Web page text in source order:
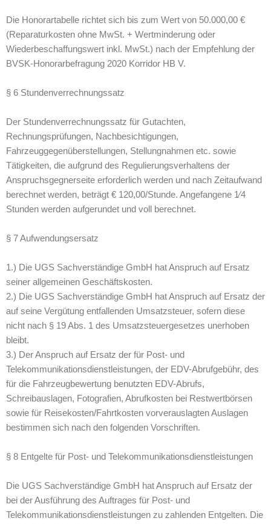
Die Honorartabelle richtet sich bis zum Wert von 50.000,00 €
(Reparaturkosten ohne MwSt. + Wertminderung oder
Wiederbeschaffungswert inkl. MwSt.) nach der Empfehlung der
BVSK-Honorarbefragung 2020 Korridor HB V.
§ 6 Stundenverrechnungssatz
Der Stundenverrechnungssatz für Gutachten,
Rechnungsprüfungen, Nachbesichtigungen,
Fahrzeuggegenüberstellungen, Stellungnahmen etc. sowie
Tätigkeiten, die aufgrund des Regulierungsverhaltens der
Anspruchsgegnerseite erforderlich werden und nach Zeitaufwand
berechnet werden, beträgt € 120,00/Stunde. Angefangene 1⁄4
Stunden werden aufgerundet und voll berechnet.
§ 7 Aufwendungsersatz
1.) Die UGS Sachverständige GmbH hat Anspruch auf Ersatz
seiner allgemeinen Geschäftskosten.
2.) Die UGS Sachverständige GmbH hat Anspruch auf Ersatz der
auf seine Vergütung entfallenden Umsatzsteuer, sofern diese
nicht nach § 19 Abs. 1 des Umsatzsteuergesetzes unerhoben
bleibt.
3.) Der Anspruch auf Ersatz der für Post- und
Telekommunikationsdienstleistungen, der EDV-Abrufgebühr, des
für die Fahrzeugbewertung benutzten EDV-Abrufs,
Schreibauslagen, Fotografien, Abrufkosten bei Restwertbörsen
sowie für Reisekosten/Fahrtkosten vorverauslagten Auslagen
bestimmen sich nach den folgenden Vorschriften.
§ 8 Entgelte für Post- und Telekommunikationsdienstleistungen
Die UGS Sachverständige GmbH hat Anspruch auf Ersatz der
bei der Ausführung des Auftrages für Post- und
Telekommunikationsdienstleistungen zu zahlenden Entgelten. Die